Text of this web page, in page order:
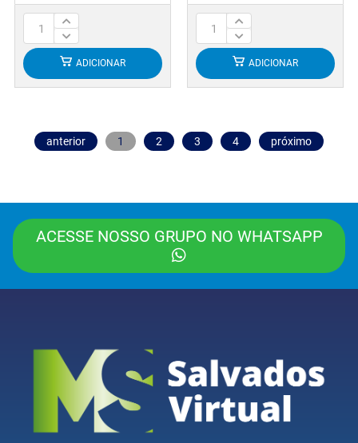
ADICIONAR ADICIONAR
anterior 1 2 3 4 próximo
ACESSE NOSSO GRUPO NO WHATSAPP